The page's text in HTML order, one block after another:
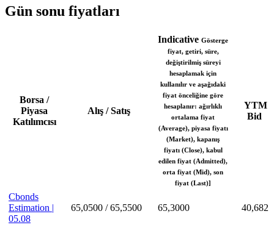
Gün sonu fiyatları
Borsa /
Piyasa
Katılımcısı
Alış / Satış
Indicative Gösterge
fiyat, getiri, süre,
değiştirilmiş süreyi
hesaplamak için
kullanılır ve aşağıdaki
fiyat önceliğine göre
hesaplanır: ağırlıklı
ortalama fiyat
(Average), piyasa fiyatı
(Market), kapanış
fiyatı (Close), kabul
edilen fiyat (Admitted),
orta fiyat (Mid), son
fiyat (Last)]
YTM
Bid
Cbonds
Estimation |
05.08
65,0500 / 65,5500 65,3000 40,682